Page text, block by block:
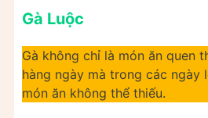
Gà Luộc
Gà không chỉ là món ăn quen
hàng ngày mà trong các ngày
món ăn không thể thiếu.